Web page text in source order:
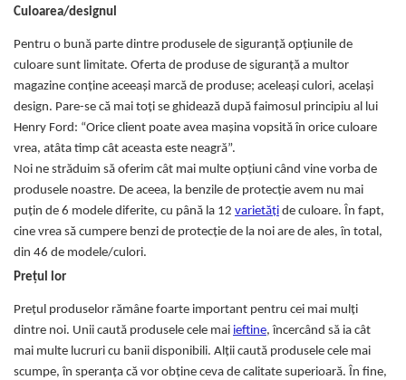
Cuburi magnetice JollyHeap®
LEGO
Stikere decorative si covoare
Stickere decorative
Covorase de joaca
Ingrijire adulti
Siguranta animale companie
Carduri Cadou
Propuneri Cadou
Produse Sub 50 Lei
Resigilate
Culoarea/designul
Pentru o bună parte dintre produsele de siguranță opțiunile de
culoare sunt limitate. Oferta de produse de siguranță a multor
magazine conține aceeași marcă de produse; aceleași culori, același
design. Pare-se că mai toți se ghidează după faimosul principiu al lui
Henry Ford: “Orice client poate avea mașina vopsită în orice culoare
vrea, atâta timp cât aceasta este neagră”.
Noi ne străduim să oferim cât mai multe opțiuni când vine vorba de
produsele noastre. De aceea, la benzile de protecție avem nu mai
puțin de 6 modele diferite, cu până la 12 varietăți de culoare. În fapt,
cine vrea să cumpere benzi de protecție de la noi are de ales, în total,
din 46 de modele/culori.
Prețul lor
Prețul produselor rămâne foarte important pentru cei mai mulți
dintre noi. Unii caută produsele cele mai ieftine, încercând să ia cât
mai multe lucruri cu banii disponibili. Alții caută produsele cele mai
scumpe, în speranța că vor obține ceva de calitate superioară. În fine,